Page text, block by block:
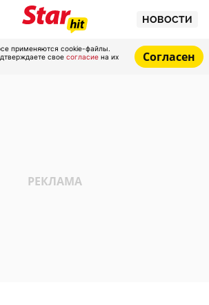
НОВОСТИ
применяются cookie-файлы.
свое согласие на их
Согласен